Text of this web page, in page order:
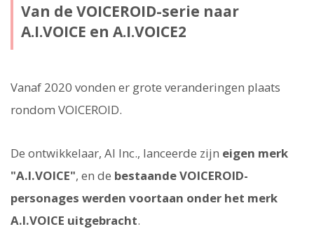
Van de VOICEROID-serie naar
A.I.VOICE en A.I.VOICE2
Vanaf 2020 vonden er grote veranderingen plaats
rondom VOICEROID.
De ontwikkelaar, AI Inc., lanceerde zijn eigen merk
"A.I.VOICE", en de bestaande VOICEROID-
personages werden voortaan onder het merk
A.I.VOICE uitgebracht.